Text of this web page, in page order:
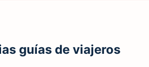
guías de viajeros